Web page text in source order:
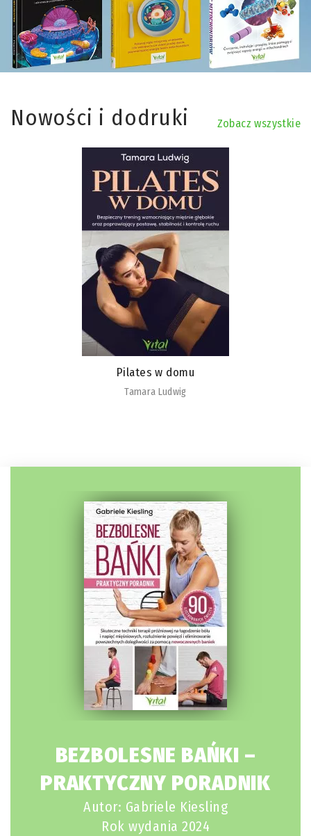
Nowości i dodruki Zobacz wszystkie
Pilates w domu
Tamara Ludwig
BEZBOLESNE BAŃKI –
PRAKTYCZNY PORADNIK
Autor: Gabriele Kiesling
Rok wydania 2024